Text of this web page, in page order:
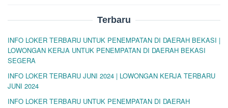
Terbaru
INFO LOKER TERBARU UNTUK PENEMPATAN DI DAERAH BEKASI |
LOWONGAN KERJA UNTUK PENEMPATAN DI DAERAH BEKASI
SEGERA
INFO LOKER TERBARU JUNI 2024 | LOWONGAN KERJA TERBARU
JUNI 2024
INFO LOKER TERBARU UNTUK PENEMPATAN DI DAERAH